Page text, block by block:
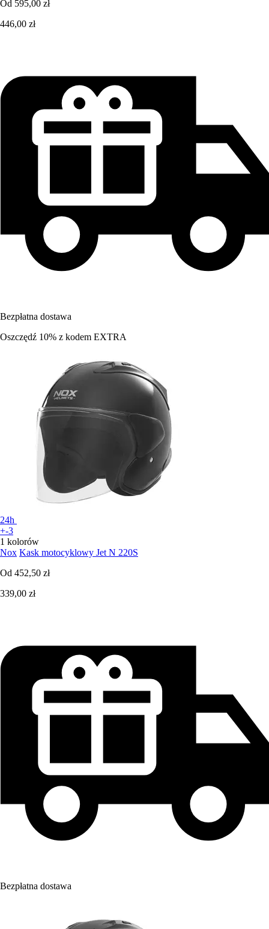
Od 595,00 zł
446,00 zł
Bezpłatna dostawa
Oszczędź 10% z kodem EXTRA
24h
+-3
1 kolorów
Nox Kask motocyklowy Jet N 220S
Od 452,50 zł
339,00 zł
Bezpłatna dostawa